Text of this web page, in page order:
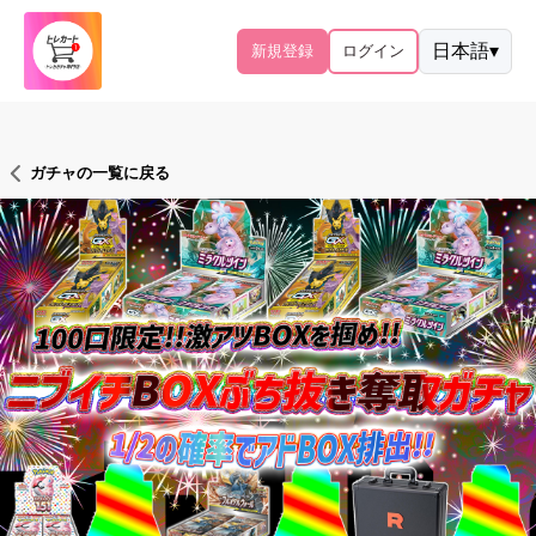
新規登録 ログイン 日本語▾
ガチャの一覧に戻る